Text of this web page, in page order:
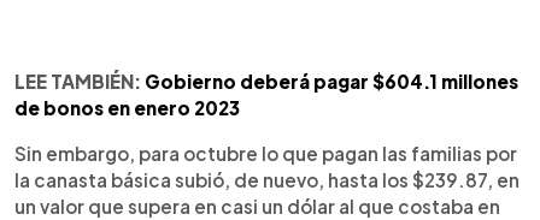
LEE TAMBIÉN: Gobierno deberá pagar $604.1 millones
de bonos en enero 2023
Sin embargo, para octubre lo que pagan las familias por
la canasta básica subió, de nuevo, hasta los $239.87, en
un valor que supera en casi un dólar al que costaba en